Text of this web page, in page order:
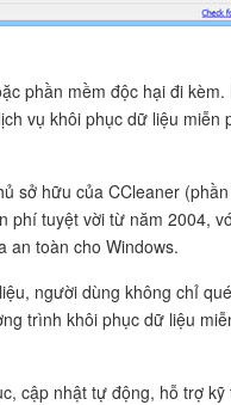
phần mềm độc hại đi
vụ khôi phục dữ liệu
sở hữu của CCleaner
tuyệt vời từ năm 2004,
an toàn cho Windows.
người dùng không chỉ
trình khôi phục dữ liệu
cập nhật tự động, hỗ trợ